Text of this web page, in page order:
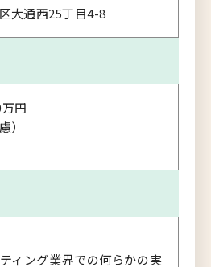
大通西25丁目4-8
円
）
ィング業界での何らかの実